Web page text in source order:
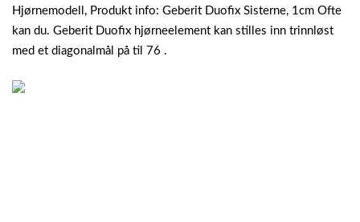
Hjørnemodell, Produkt info: Geberit Duofix Sisterne, 1cm Ofte
kan du. Geberit Duofix hjørneelement kan stilles inn trinnløst
med et diagonalmål på til 76 .